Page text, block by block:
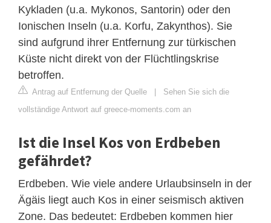
Kykladen (u.a. Mykonos, Santorin) oder den
Ionischen Inseln (u.a. Korfu, Zakynthos). Sie
sind aufgrund ihrer Entfernung zur türkischen
Küste nicht direkt von der Flüchtlingskrise
betroffen.
Antrag auf Entfernung der Quelle | Sehen Sie sich die
vollständige Antwort auf greece-moments.com an
Ist die Insel Kos von Erdbeben
gefährdet?
Erdbeben. Wie viele andere Urlaubsinseln in der
Ägäis liegt auch Kos in einer seismisch aktiven
Zone. Das bedeutet: Erdbeben kommen hier